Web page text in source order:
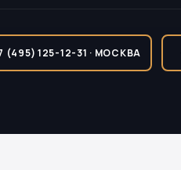
(495) 125-12-31 · МОСКВА